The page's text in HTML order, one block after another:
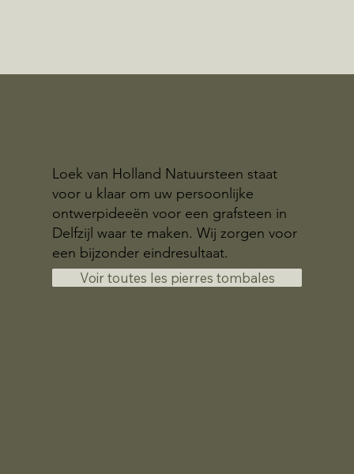
Loek van Holland Natuursteen staat
voor u klaar om uw persoonlijke
ontwerpideeën voor een grafsteen in
Delfzijl waar te maken. Wij zorgen voor
een bijzonder eindresultaat.
Voir toutes les pierres tombales